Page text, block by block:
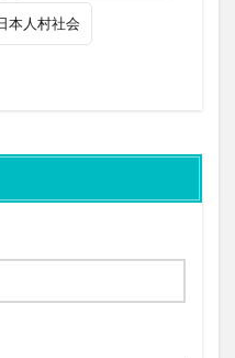
本人村社会